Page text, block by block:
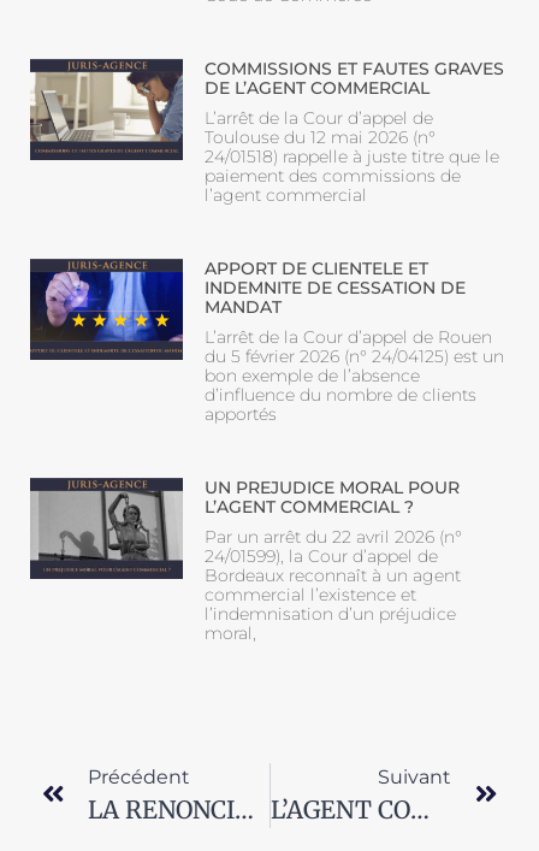
COMMISSIONS ET FAUTES GRAVES
DE L’AGENT COMMERCIAL
L’arrêt de la Cour d’appel de
Toulouse du 12 mai 2026 (n°
24/01518) rappelle à juste titre que le
paiement des commissions de
l’agent commercial
APPORT DE CLIENTELE ET
INDEMNITE DE CESSATION DE
MANDAT
L’arrêt de la Cour d’appel de Rouen
du 5 février 2026 (n° 24/04125) est un
bon exemple de l’absence
d’influence du nombre de clients
apportés
UN PREJUDICE MORAL POUR
L’AGENT COMMERCIAL ?
Par un arrêt du 22 avril 2026 (n°
24/01599), la Cour d’appel de
Bordeaux reconnaît à un agent
commercial l’existence et
l’indemnisation d’un préjudice
moral,
Précédent
LA RENONCIATION CONTRACTUELLE À LA QUALITÉ D’AGENT COMMERCIAL
Suivant
L’AGENT COMMERCIAL ET LA CLAUSE DUCROIRE